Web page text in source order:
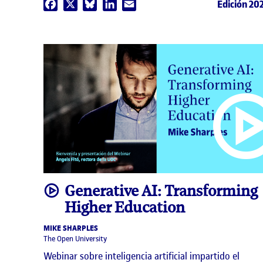
Facebook BlueskyLinkedIn Edición
videoGenerative AI: Transforming
Higher Education
MIKE SHARPLES
The Open University
Webinar sobre inteligencia artificial impartido el